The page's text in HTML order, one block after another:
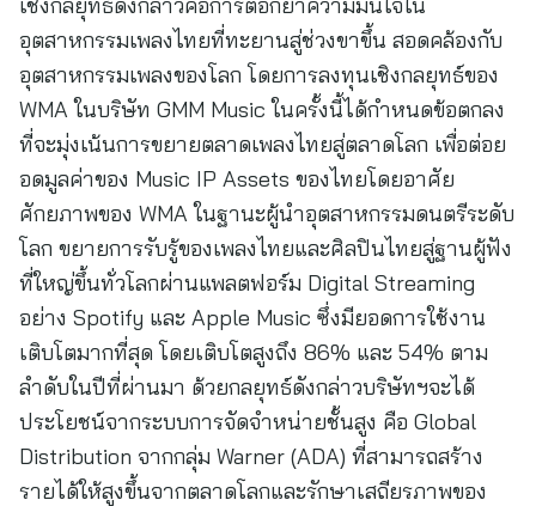
อุตสาหกรรมเพลงไทยที่ทะยานสู่ช่วงขาขึ้น สอดคล้องกับ
อุตสาหกรรมเพลงของโลก โดยการลงทุนเชิงกลยุทธ์ของ
WMA ในบริษัท GMM Music ในครั้งนี้ได้กำหนดข้อตกลง
ที่จะมุ่งเน้นการขยายตลาดเพลงไทยสู่ตลาดโลก เพื่อต่อย
อดมูลค่าของ Music IP Assets ของไทยโดยอาศัย
ศักยภาพของ WMA ในฐานะผู้นำอุตสาหกรรมดนตรีระดับ
โลก ขยายการรับรู้ของเพลงไทยและศิลปินไทยสู่ฐานผู้ฟัง
ที่ใหญ่ขึ้นทั่วโลกผ่านแพลตฟอร์ม Digital Streaming
อย่าง Spotify และ Apple Music ซึ่งมียอดการใช้งาน
เติบโตมากที่สุด โดยเติบโตสูงถึง 86% และ 54% ตาม
ลำดับในปีที่ผ่านมา ด้วยกลยุทธ์ดังกล่าวบริษัทฯจะได้
ประโยชน์จากระบบการจัดจำหน่ายชั้นสูง คือ Global
Distribution จากกลุ่ม Warner (ADA) ที่สามารถสร้าง
รายได้ให้สูงขึ้นจากตลาดโลกและรักษาเสถียรภาพของ